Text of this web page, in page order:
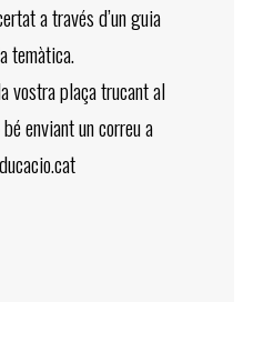
a través d’un guia
temàtica.
vostra plaça trucant al
enviant un correu a